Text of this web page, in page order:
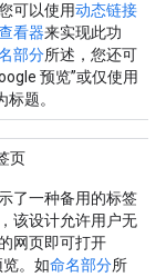
可以使用动态链接
看器来实现此功
部分所述，您还可
预览”或仅使用
标题。
页
了一种备用的标签
该设计允许用户无
网页即可打开
。如命名部分所